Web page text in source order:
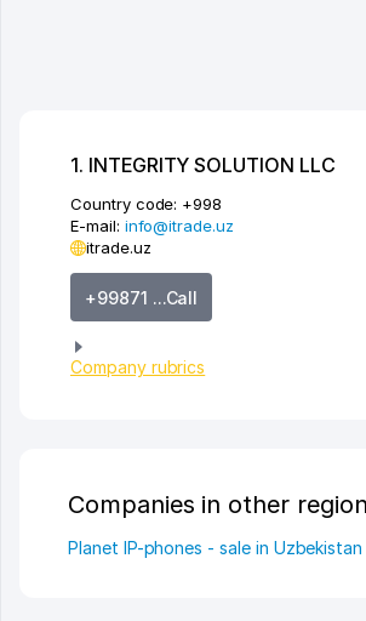
1. INTEGRITY SOLUTION LLC
Country code: +998
E-mail: info@itrade.uz
itrade.uz
+99871 ...Call
Company rubrics
Companies in other
Planet IP-phones - sale in Uzbekistan